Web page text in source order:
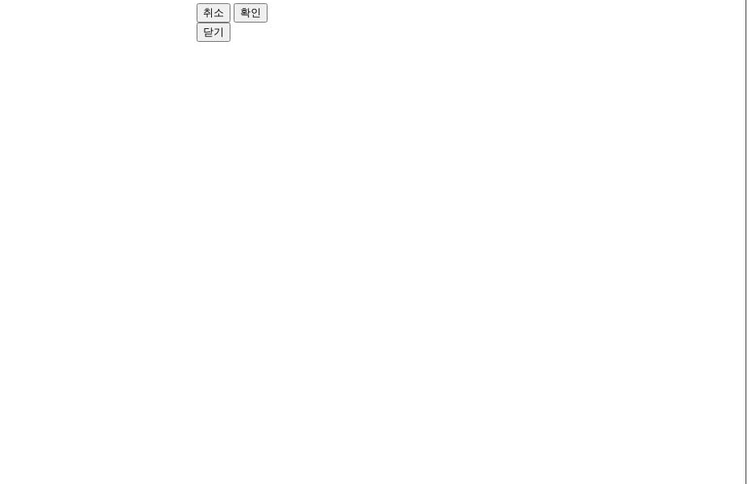
취소
확인
닫기